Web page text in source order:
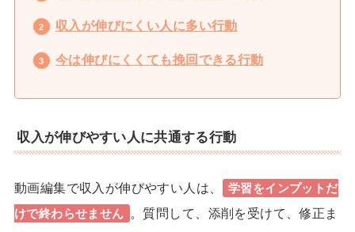
収入が伸びにくい人に多い行動
今は伸びにくくても挽回できる行動
収入が伸びやすい人に共通する行動
動画編集で収入が伸びやすい人は、
学習をインプットだ
けで終わらせません
。質問して、添削を受けて、修正ま